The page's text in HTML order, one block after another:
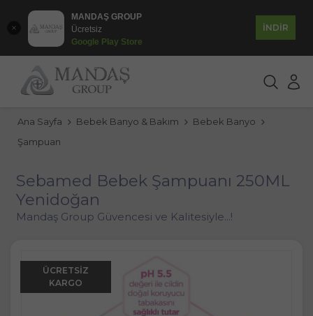
MANDAŞ GROUP
Ücretsiz
Google Play Store
İNDİR
Ana Sayfa Bebek Banyo & Bakım
Bebek Banyo
Şampuan
Sebamed Bebek Şampuanı 250ML
Yenidoğan
Mandaş Group Güvencesi ve Kalitesiyle...!
ÜCRETSIZ
KARGO